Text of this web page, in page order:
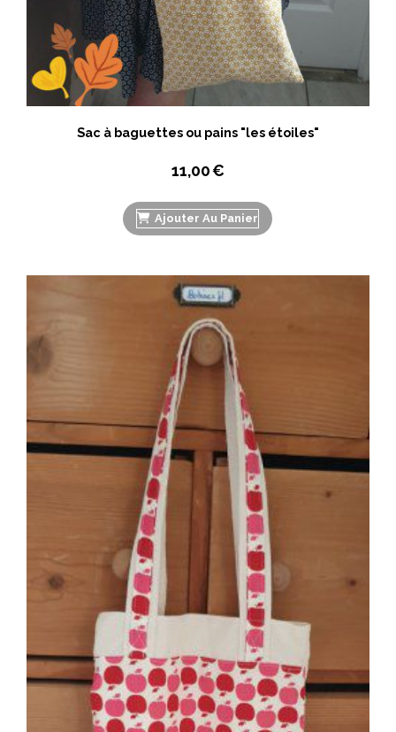
Sac à baguettes ou pains "les étoiles"
11,00€
Ajouter Au Panier